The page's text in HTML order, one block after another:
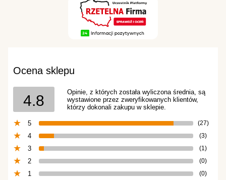
Ocena sklepu
4.8
Opinie, z których została wyliczona średnia, są
wystawione przez zweryfikowanych klientów,
którzy dokonali zakupu w sklepie.
5 (27)
4 (3)
3 (1)
2 (0)
1 (0)